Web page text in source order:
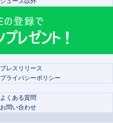
プレスリリース
プライバシーポリシー
よくある質問
お問い合わせ